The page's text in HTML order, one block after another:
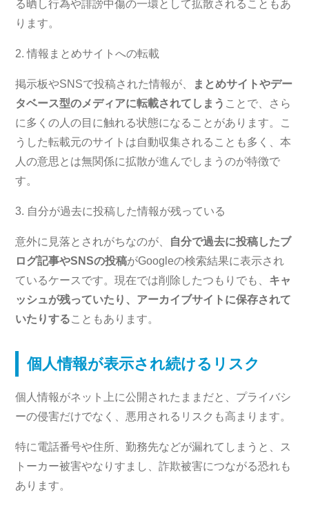
る晒し行為や誹謗中傷の一環として拡散されることもあ
ります。
2. 情報まとめサイトへの転載
掲示板やSNSで投稿された情報が、
まとめサイトやデー
タベース型のメディアに転載されてしまう ことで、さら
に多くの人の目に触れる状態になることがあります。こ
うした転載元のサイトは自動収集されることも多く、本
人の意思とは無関係に拡散が進んでしまうのが特徴で
す。
3. 自分が過去に投稿した情報が残っている
意外に見落とされがちなのが、 自分で過去に投稿したブ
ログ記事やSNSの投稿がGoogleの検索結果に表示され
ているケースです。現在では削除したつもりでも、 キャ
ッシュが残っていたり、アーカイブサイトに保存されて
いたりすることもあります。
個人情報が表示され続けるリスク
個人情報がネット上に公開されたままだと、プライバシ
ーの侵害だけでなく、悪用されるリスクも高まります。
特に電話番号や住所、勤務先などが漏れてしまうと、ス
トーカー被害やなりすまし、詐欺被害につながる恐れも
あります。